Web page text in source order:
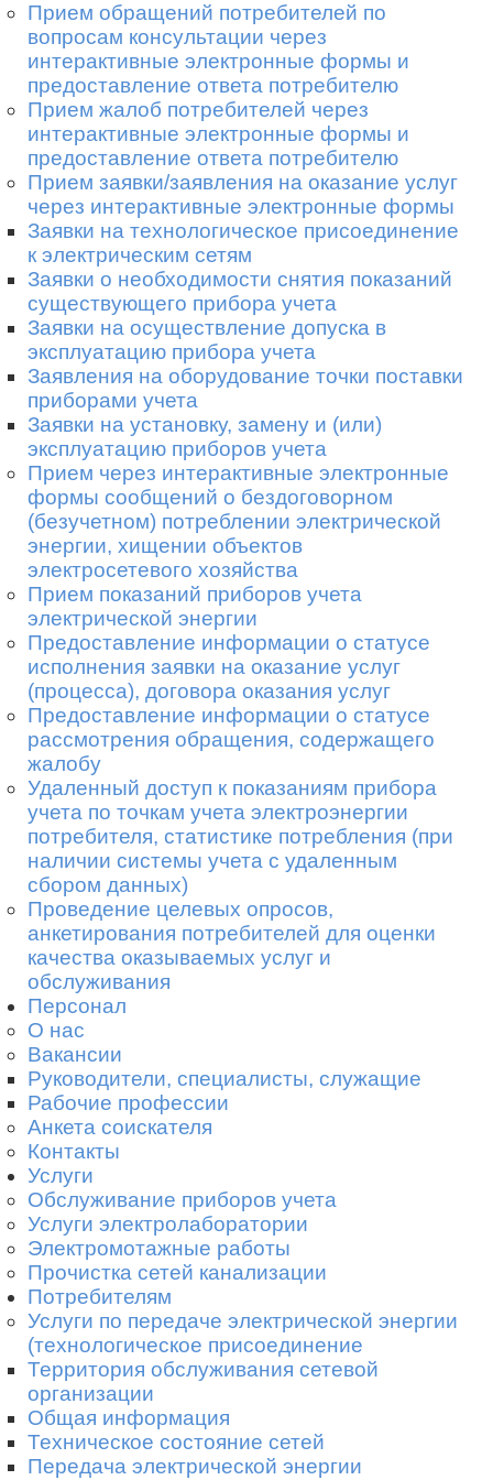
Прием обращений потребителей по
вопросам консультации через
интерактивные электронные формы и
предоставление ответа потребителю
Прием жалоб потребителей через
интерактивные электронные формы и
предоставление ответа потребителю
Прием заявки/заявления на оказание услуг
через интерактивные электронные формы
Заявки на технологическое присоединение
к электрическим сетям
Заявки о необходимости снятия показаний
существующего прибора учета
Заявки на осуществление допуска в
эксплуатацию прибора учета
Заявления на оборудование точки поставки
приборами учета
Заявки на установку, замену и (или)
эксплуатацию приборов учета
Прием через интерактивные электронные
формы сообщений о бездоговорном
(безучетном) потреблении электрической
энергии, хищении объектов
электросетевого хозяйства
Прием показаний приборов учета
электрической энергии
Предоставление информации о статусе
исполнения заявки на оказание услуг
(процесса), договора оказания услуг
Предоставление информации о статусе
рассмотрения обращения, содержащего
жалобу
Удаленный доступ к показаниям прибора
учета по точкам учета электроэнергии
потребителя, статистике потребления (при
наличии системы учета с удаленным
сбором данных)
Проведение целевых опросов,
анкетирования потребителей для оценки
качества оказываемых услуг и
обслуживания
Персонал
О нас
Вакансии
Руководители, специалисты, служащие
Рабочие профессии
Анкета соискателя
Контакты
Услуги
Обслуживание приборов учета
Услуги электролаборатории
Электромотажные работы
Прочистка сетей канализации
Потребителям
Услуги по передаче электрической энергии
(технологическое присоединение
Территория обслуживания сетевой
организации
Общая информация
Техническое состояние сетей
Передача электрической энергии
Заказать обратный звонок
Укажите ваше имя и телефон
Отправить